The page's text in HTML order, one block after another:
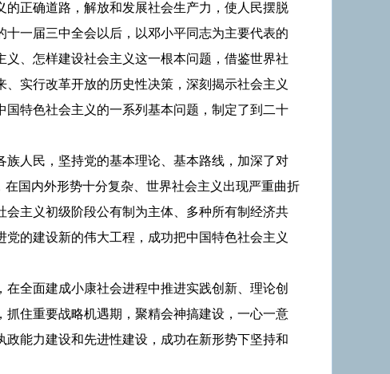
正确道路，解放和发展社会生产力，使人民摆脱
一届三中全会以后，以邓小平同志为主要代表的
、怎样建设社会主义这一根本问题，借鉴世界社
实行改革开放的历史性决策，深刻揭示社会主义
特色社会主义的一系列基本问题，制定了到二十
人民，坚持党的基本理论、基本路线，加深了对
国内外形势十分复杂、世界社会主义出现严重曲折
主义初级阶段公有制为主体、多种所有制经济共
的建设新的伟大工程，成功把中国特色社会主义
全面建成小康社会进程中推进实践创新、理论创
住重要战略机遇期，聚精会神搞建设，一心一意
能力建设和先进性建设，成功在新形势下坚持和